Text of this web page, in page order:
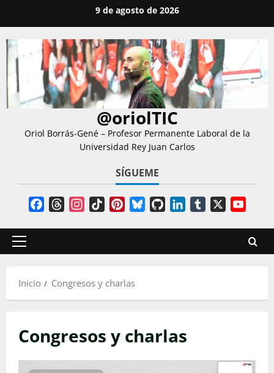
contenido
9 de agosto de 2026
@oriolTIC
Oriol Borrás-Gené – Profesor Permanente Laboral de la
Universidad Rey Juan Carlos
SÍGUEME
FacebookThreadsInstagram
TikTokPinterestBlueskyGitHubLinkedInTumblr
Menú
Inicio
Congresos y charlas
Congresos y charlas